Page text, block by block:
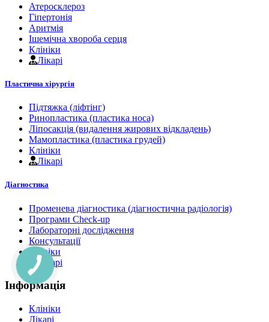
Атеросклероз
Гіпертонія
Аритмія
Ішемічна хвороба серця
Клініки
Лікарі
Пластична хірургія
Підтяжка (ліфтінг)
Ринопластика (пластика носа)
Ліпосакція (видалення жирових відкладень)
Мамопластика (пластика грудей)
Клініки
Лікарі
Діагностика
Променева діагностика (діагностична радіологія)
Програми Check-up
Лабораторні дослідження
Консультації
Клініки
Лікарі
Інформація
Клініки
Лікарі